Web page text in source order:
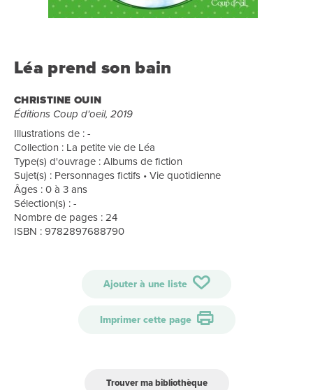
Léa prend son bain
CHRISTINE OUIN
Éditions Coup d'oeil, 2019
Illustrations de : -
Collection : La petite vie de Léa
Type(s) d'ouvrage : Albums de fiction
Sujet(s) : Personnages fictifs • Vie quotidienne
Âges : 0 à 3 ans
Sélection(s) : -
Nombre de pages : 24
ISBN : 9782897688790
Ajouter à une liste
Imprimer cette page
Trouver ma bibliothèque